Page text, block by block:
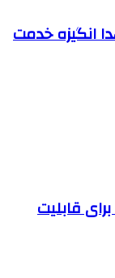
انگیزه خدمت
قابلیت